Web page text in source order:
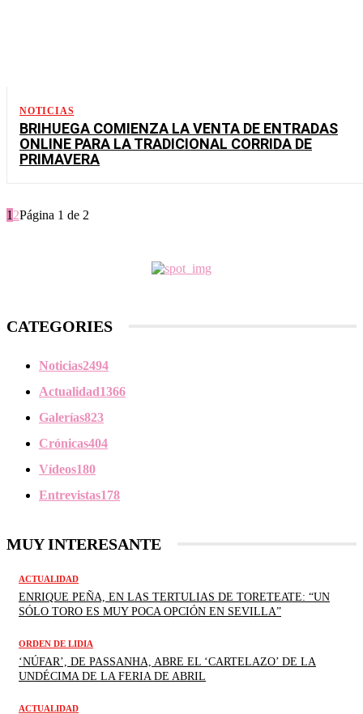
NOTICIAS
BRIHUEGA COMIENZA LA VENTA DE ENTRADAS
ONLINE PARA LA TRADICIONAL CORRIDA DE
PRIMAVERA
1 2Página 1 de 2
CATEGORIES
Noticias2494
Actualidad1366
Galerías823
Crónicas404
Vídeos180
Entrevistas178
MUY INTERESANTE
ACTUALIDAD
ENRIQUE PEÑA, EN LAS TERTULIAS DE TORETEATE: “UN
SÓLO TORO ES MUY POCA OPCIÓN EN SEVILLA”
ORDEN DE LIDIA
‘NÚFAR’, DE PASSANHA, ABRE EL ‘CARTELAZO’ DE LA
UNDÉCIMA DE LA FERIA DE ABRIL
ACTUALIDAD